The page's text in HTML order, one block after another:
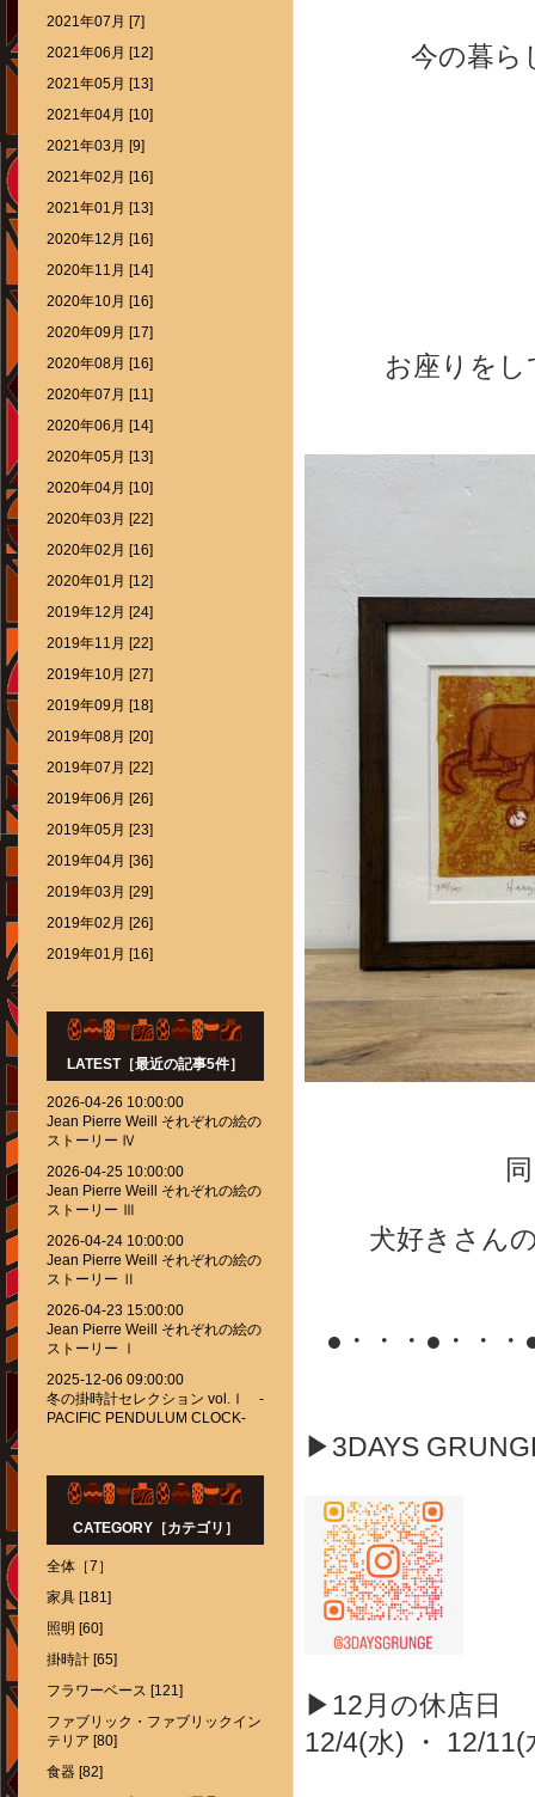
今の暮ら
お座りをし
犬好きさん
●・・・●・・
▶3DAYS
▶12月の休店日
12/4(水) ・ 12/
2021年07月 [7]
2021年06月 [12]
2021年05月 [13]
2021年04月 [10]
2021年03月 [9]
2021年02月 [16]
2021年01月 [13]
2020年12月 [16]
2020年11月 [14]
2020年10月 [16]
2020年09月 [17]
2020年08月 [16]
2020年07月 [11]
2020年06月 [14]
2020年05月 [13]
2020年04月 [10]
2020年03月 [22]
2020年02月 [16]
2020年01月 [12]
2019年12月 [24]
2019年11月 [22]
2019年10月 [27]
2019年09月 [18]
2019年08月 [20]
2019年07月 [22]
2019年06月 [26]
2019年05月 [23]
2019年04月 [36]
2019年03月 [29]
2019年02月 [26]
2019年01月 [16]
LATEST［最近の記事5件］
2026-04-26 10:00:00
Jean Pierre Weill それぞれの絵の
ストーリー Ⅳ
2026-04-25 10:00:00
Jean Pierre Weill それぞれの絵の
ストーリー Ⅲ
2026-04-24 10:00:00
Jean Pierre Weill それぞれの絵の
ストーリー Ⅱ
2026-04-23 15:00:00
Jean Pierre Weill それぞれの絵の
ストーリー Ⅰ
2025-12-06 09:00:00
冬の掛時計セレクション vol.Ⅰ -
PACIFIC PENDULUM CLOCK-
CATEGORY［カテゴリ］
全体［7］
家具 [181]
照明 [60]
掛時計 [65]
フラワーベース [121]
ファブリック・ファブリックイン
テリア [80]
食器 [82]